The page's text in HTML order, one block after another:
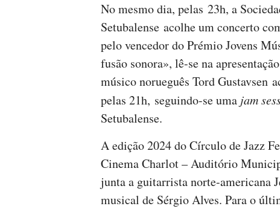
No mesmo dia, pelas 23h, a
Setubalense acolhe um concerto
pelo vencedor do Prémio Jovens
fusão sonora», lê-se na
músico norueguês Tord Gustavsen
pelas 21h, seguindo-se uma jam
Setubalense.
A edição 2024 do Círculo de Jazz
Cinema Charlot – Auditório
junta a guitarrista norte-americana
musical de Sérgio Alves. Para o